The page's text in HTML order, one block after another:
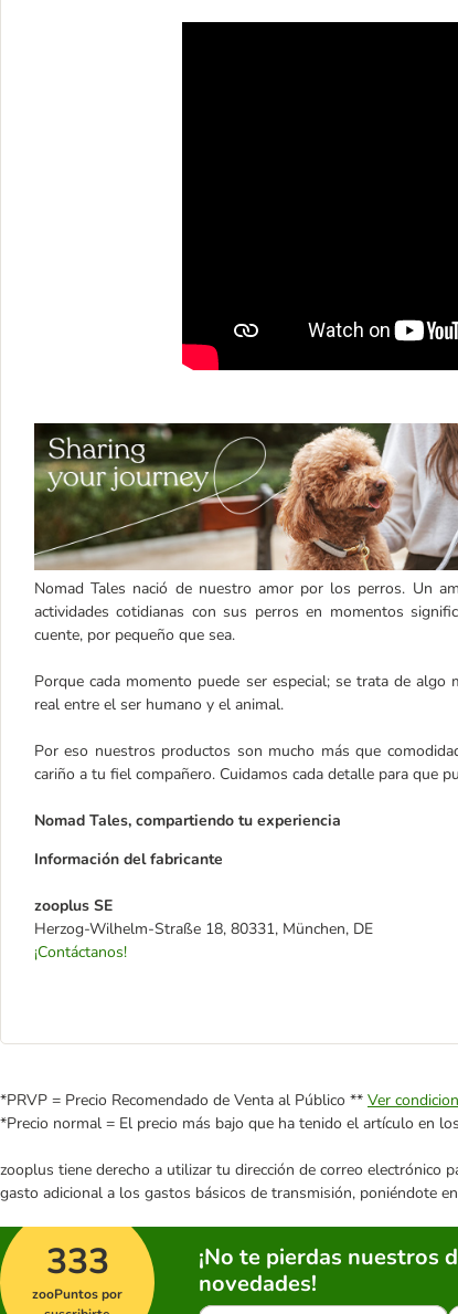
Nomad Tales nació de nuestro amor por los perros. Un
actividades cotidianas con sus perros en momentos
cuente, por pequeño que sea.
Porque cada momento puede ser especial; se trata de
real entre el ser humano y el animal.
Por eso nuestros productos son mucho más que
cariño a tu fiel compañero. Cuidamos cada detalle para que
Nomad Tales, compartiendo tu experiencia
Información del fabricante
zooplus SE
Herzog-Wilhelm-Straße 18, 80331, München, DE
¡Contáctanos!
*PRVP = Precio Recomendado de Venta al Público ** Ver
*Precio normal = El precio más bajo que ha tenido el artículo en
zooplus tiene derecho a utilizar tu dirección de correo electrónico
gasto adicional a los gastos básicos de transmisión, poniéndote
333
zooPuntos por
¡No te pierdas nuestros
novedades!